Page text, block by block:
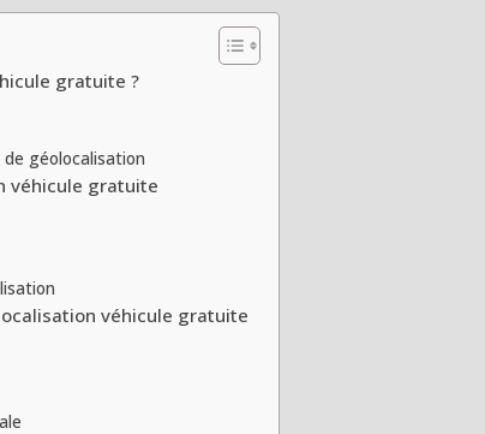
gratuite ?
géolocalisation
véhicule gratuite
véhicule gratuite